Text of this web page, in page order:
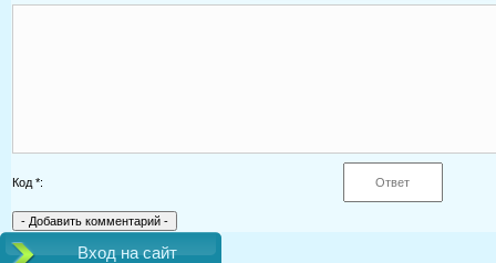
Код *:
Вход на сайт